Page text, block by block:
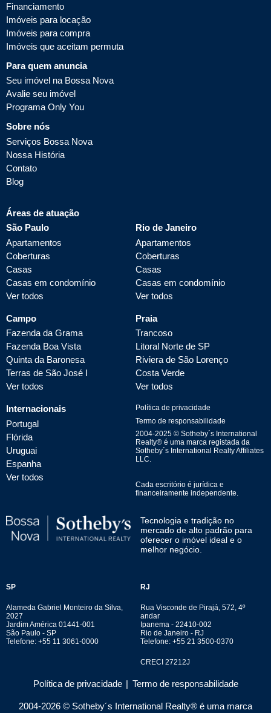
Financiamento
Imóveis para locação
Imóveis para compra
Imóveis que aceitam permuta
Para quem anuncia
Seu imóvel na Bossa Nova
Avalie seu imóvel
Programa Only You
Sobre nós
Serviços Bossa Nova
Nossa História
Contato
Blog
Áreas de atuação
São Paulo
Apartamentos
Coberturas
Casas
Casas em condomínio
Ver todos
Rio de Janeiro
Apartamentos
Coberturas
Casas
Casas em condomínio
Ver todos
Campo
Fazenda da Grama
Fazenda Boa Vista
Quinta da Baronesa
Terras de São José I
Ver todos
Praia
Trancoso
Litoral Norte de SP
Riviera de São Lorenço
Costa Verde
Ver todos
Internacionais
Portugal
Flórida
Uruguai
Espanha
Ver todos
Política de privacidade
Termo de responsabilidade
2004-2025 © Sotheby´s International
Realty® é uma marca registada da
Sotheby´s International Realty Affiliates
LLC.
Cada escritório é jurídica e
financeiramente independente.
Tecnologia e tradição no
mercado de alto padrão para
oferecer o imóvel ideal e o
melhor negócio.
SP
Alameda Gabriel Monteiro da Silva,
2027
Jardim América 01441-001
São Paulo - SP
Telefone: +55 11 3061-0000
RJ
Rua Visconde de Pirajá, 572, 4º
andar
Ipanema - 22410-002
Rio de Janeiro - RJ
Telefone: +55 21 3500-0370
CRECI 27212J
Política de privacidade | Termo de responsabilidade
2004-2026 © Sotheby´s International Realty® é uma marca